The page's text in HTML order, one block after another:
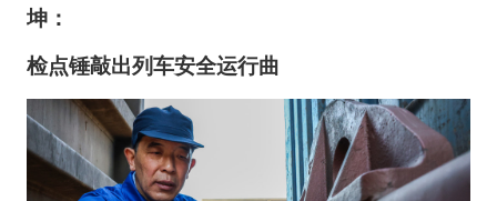
坤：
检点锤敲出列车安全运行曲